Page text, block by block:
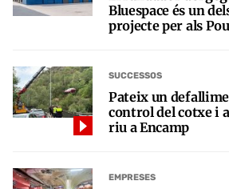
Bluespace és un
projecte per als
SUCCESSOS
Pateix un
control del cotxe i
riu a Encamp
EMPRESES